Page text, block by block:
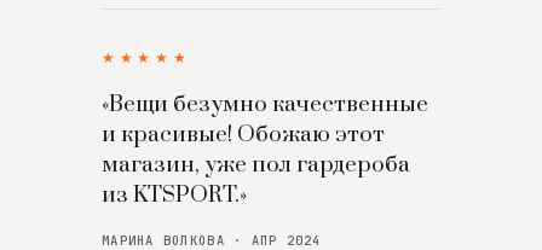
★★★★★
«Вещи безумно качественные
и красивые! Обожаю этот
магазин, уже пол гардероба
из KTSPORT.»
МАРИНА ВОЛКОВА · АПР 2024